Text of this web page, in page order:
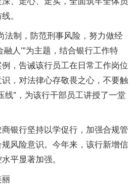
。
法制，防范刑事风险，努力做经
融人’”为主题，结合银行工作特
，告诫该行员工在日常工作岗位
，对法律心存敬畏之心，不要触
线”，为该行干部员工讲授了一堂
银行坚持以学促行，加强合规管
风险意识。今年来，该行新增信
平显著加强。